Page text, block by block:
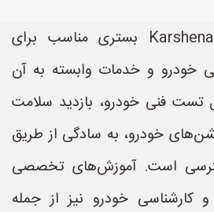
سایت Karshenasi-Khodro.ir بستری مناسب برای
خودرو و خدمات وابسته به آن
تست فنی خودرو، بازدید سلامت
خودرو، به سادگی از طریق
است. آموزش‌های تخصصی
خودرو نیز از جمله